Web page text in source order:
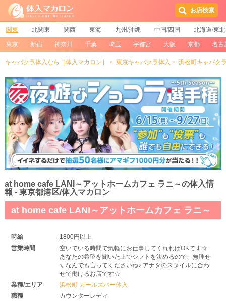
お店検索
関東 北関東 関西 東海 九州/沖縄 中国/四国 北海道/東北
東京 新宿 神奈川 千葉 埼玉 宇都宮 大阪 京都 名古
キャバクラ体入なら［体入マカロン］ 東京キャバクラ体入 浜松町キャバク
at home cafe LANI～アットホームカフェ ラニ～の体入情
報 - 東京都港区/体入マカロン
at home cafe LANI～アットホームカフェ ラニ～
時給
1800円以上
営業時間
空いている時間で気軽にお仕事してくれればOKです☆
あなたの希望を聞いた上でシフトを決めるので、無理せ
ずなんでも言ってくださいね♪ アナタのスタイルに合わ
せて働けるお店です☆
業種/エリア
浜松町 ガールズバー体入
職種
カウンターレディ